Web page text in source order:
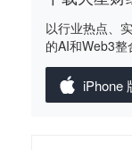
以行业热点、
的AI和Web3整
iPhone